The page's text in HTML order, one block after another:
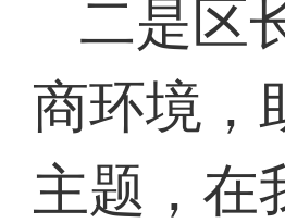
二是区
商环境，
主题，在